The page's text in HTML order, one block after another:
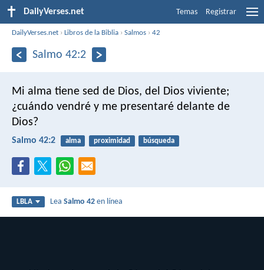
DailyVerses.net Temas Registrar
DailyVerses.net ›Libros de la Biblia ›Salmos ›42
Salmo 42:2
Mi alma tiene sed de Dios, del Dios viviente;
¿cuándo vendré y me presentaré delante de
Dios?
Salmo 42:2 alma proximidad búsqueda
LBLA LeaSalmo 42 en línea